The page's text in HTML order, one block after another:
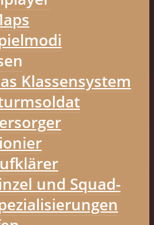
Klassensystem
und Squad-